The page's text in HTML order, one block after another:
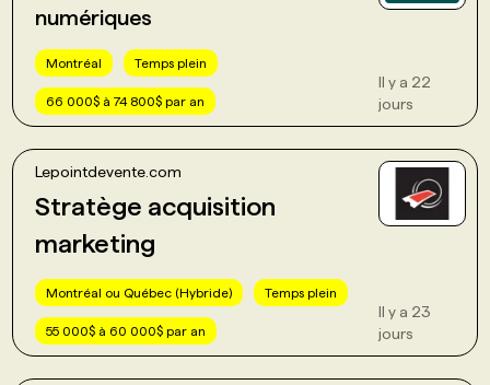
numériques
Montréal Temps plein
66 000$ à 74 800$ par an
Il y a 22
jours
Lepointdevente.com
Stratège acquisition
marketing
Montréal ou Québec (Hybride) Temps plein
55 000$ à 60 000$ par an
Il y a 23
jours